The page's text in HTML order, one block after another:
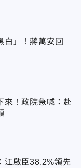
白」！蔣萬安回
來！政院急喊：赴
江啟臣38.2%領先